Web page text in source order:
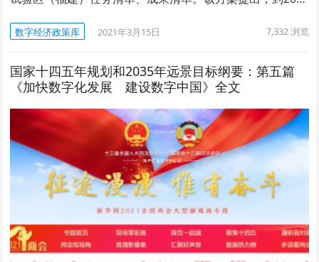
数字经济政策库 2021年3月15日 7,332浏览
国家十四五年规划和2035年远景目标纲要：第五篇
《加快数字化发展 建设数字中国》全文